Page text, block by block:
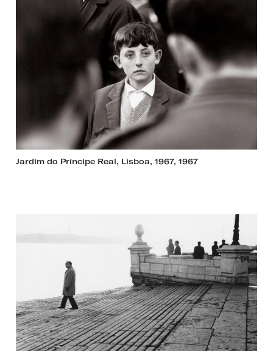
Jardim do Príncipe Real, Lisboa, 1967, 1967